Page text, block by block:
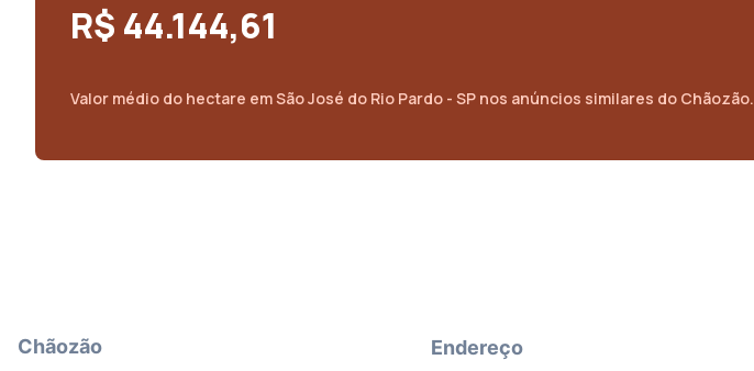
R$ 44.144,61
Valor médio do hectare emSão José do Rio Pardo - SP nos anúncios similares do Chãozão.
Chãozão Endereço